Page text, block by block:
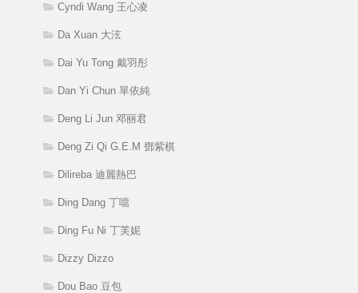
Cyndi Wang 王心凌
Da Xuan 大泫
Dai Yu Tong 戴羽彤
Dan Yi Chun 單依純
Deng Li Jun 邓丽君
Deng Zi Qi G.E.M 鄧紫棋
Dilireba 迪麗熱巴
Ding Dang 丁噹
Ding Fu Ni 丁芙妮
Dizzy Dizzo
Dou Bao 豆包